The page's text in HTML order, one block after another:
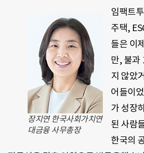
장지연 한국사회가치연
대금융 사무총장
임팩트
주택,
들은 이
만, 불과
지 않았
어들이
가 성장
된 사람
한국의